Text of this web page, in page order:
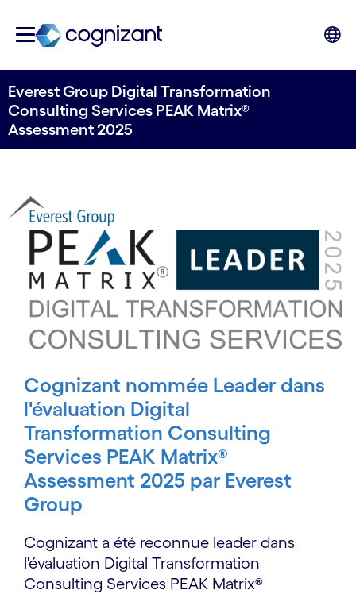
Everest Group Digital Transformation
Consulting Services PEAK Matrix®
Assessment 2025
Cognizant nommée Leader dans
l'évaluation Digital
Transformation Consulting
Services PEAK Matrix®
Assessment 2025 par Everest
Group
Cognizant a été reconnue leader dans
l'évaluation Digital Transformation
Consulting Services PEAK Matrix®